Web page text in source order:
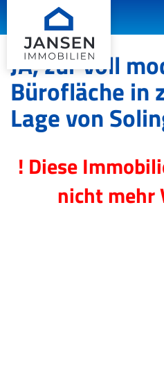
JA, zur voll
Bürofläche in
Lage von
! Diese
nicht mehr